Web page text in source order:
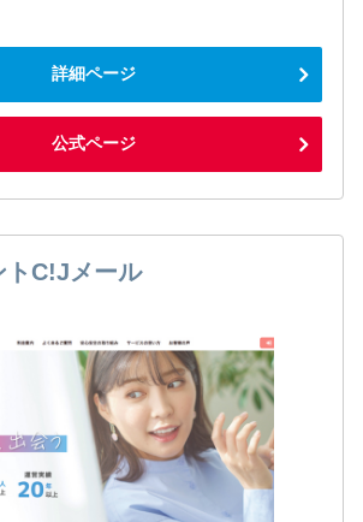
詳細ページ
公式ページ
トC!Jメール